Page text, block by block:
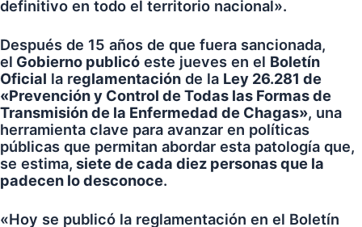
definitivo en todo el territorio nacional».
Después de 15 años de que fuera sancionada,
el Gobierno publicó este jueves en el Boletín
Oficial la reglamentación de la Ley 26.281 de
«Prevención y Control de Todas las Formas de
Transmisión de la Enfermedad de Chagas», una
herramienta clave para avanzar en políticas
públicas que permitan abordar esta patología que,
se estima, siete de cada diez personas que la
padecen lo desconoce.
«Hoy se publicó la reglamentación en el Boletín